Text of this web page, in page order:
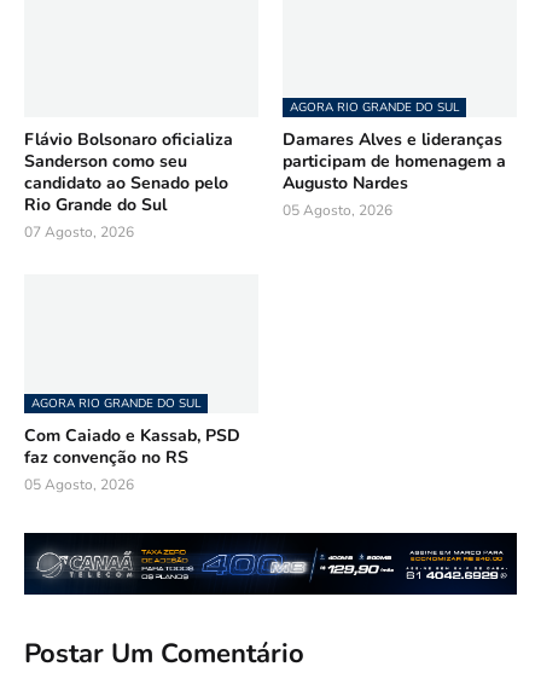
Flávio Bolsonaro oficializa
Sanderson como seu
candidato ao Senado pelo
Rio Grande do Sul
07 Agosto, 2026
AGORA RIO GRANDE DO SUL
Damares Alves e lideranças
participam de homenagem a
Augusto Nardes
05 Agosto, 2026
AGORA RIO GRANDE DO SUL
Com Caiado e Kassab, PSD
faz convenção no RS
05 Agosto, 2026
Postar Um Comentário